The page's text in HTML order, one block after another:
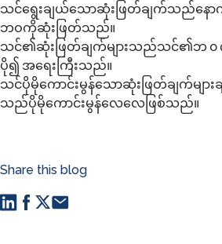
သင်ရွေးချယ်သောဆုံးဖြတ်ချက်သည်နေ
ဘဝကိုဆုံးဖြတ်သည်။
သင်၏ဆုံးဖြတ်ချက်များသည်သင်၏ဘ ၀
ပို၍ အရေးကြီးသည်။
သင်ပိုမိုကောင်းမွန်သောဆုံးဖြတ်ချက်မျ
သည်ပိုမိုကောင်းမွန်လေလေဖြစ်သည်။
Share this blog